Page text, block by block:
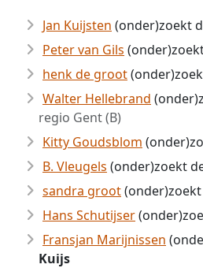
Jan Kuijsten (onder)zoekt
Peter van Gils
henk de groot
Walter Hellebrand
regio Gent (B)
Kitty Goudsblom
B. Vleugels (onder)zoekt
sandra groot
Hans Schutijser
Fransjan Marijnissen
Kuijs